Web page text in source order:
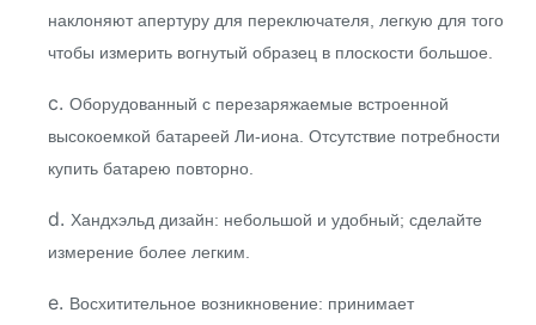
наклоняют апертуру для переключателя, легкую для того
чтобы измерить вогнутый образец в плоскости большое.
c. Оборудованный с перезаряжаемые встроенной
высокоемкой батареей Ли-иона. Отсутствие потребности
купить батарею повторно.
d. Хандхэльд дизайн: небольшой и удобный; сделайте
измерение более легким.
e. Восхитительное возникновение: принимает